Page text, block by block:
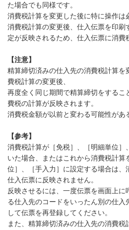
た場合でも同様です。
消費税計算を変更した後に特に操作は
消費税計算の変更後、仕入伝票を印刷
定が反映されるため、仕入伝票に消費
【注意】
精算締切済みの仕入先の消費税計算を
費税計算の変更後、
再度全く同じ期間で精算締切をするこ
費税の計算が反映されます。
消費税金額が以前と変わる可能性があ
【参考】
消費税計算が［免税］、［明細単位］
いた場合、またはこれから消費税計算
位］、［手入力］に設定する場合は、
仕入伝票に反映されません。
反映させるには、一度伝票を画面上に
る仕入先のコードをいったん別の仕入
して伝票を再登録してください。
また、精算締切済みの仕入先の消費